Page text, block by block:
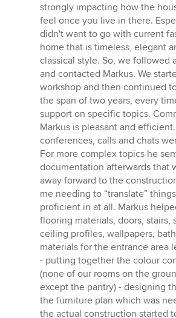
strongly impacting how the
feel once you live in there.
didn't want to go with current
home that is timeless, elegant
classical style. So, we followed
and contacted Markus. We
workshop and then continued
the span of two years, every
support on specific topics.
Markus is pleasant and
conferences, calls and chats
For more complex topics he
documentation afterwards that
away forward to the
me needing to “translate”
proficient in at all. Markus
flooring materials, doors, stairs,
ceiling profiles, wallpapers,
materials for the entrance area
- putting together the colour
(none of our rooms on the
except the pantry) - designing
the furniture plan which was
the actual construction started